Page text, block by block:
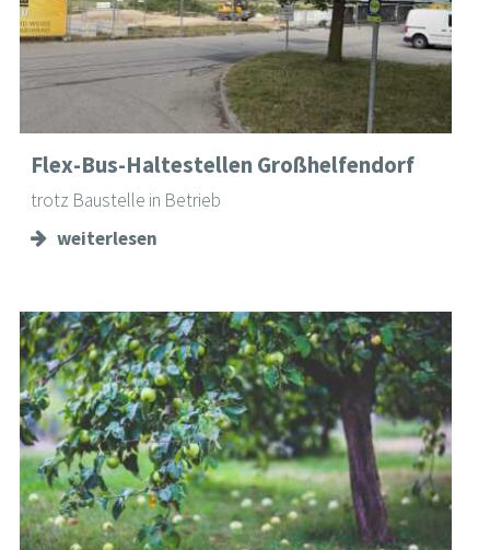
Flex-Bus-Haltestellen Großhelfendorf
trotz Baustelle in Betrieb
weiterlesen